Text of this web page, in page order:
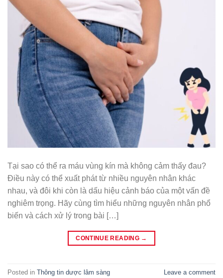
Tại sao có thể ra máu vùng kín mà không cảm thấy đau?
Điều này có thể xuất phát từ nhiều nguyên nhân khác
nhau, và đôi khi còn là dấu hiệu cảnh báo của một vấn đề
nghiêm trọng. Hãy cùng tìm hiểu những nguyên nhân phổ
biến và cách xử lý trong bài […]
CONTINUE READING →
Posted in Thông tin dược lâm sàng Leave a comment